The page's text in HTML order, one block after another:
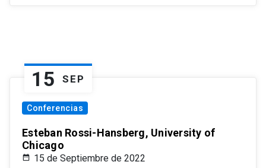
15 SEP
Conferencias
Esteban Rossi-Hansberg, University of
Chicago
15 de Septiembre de 2022